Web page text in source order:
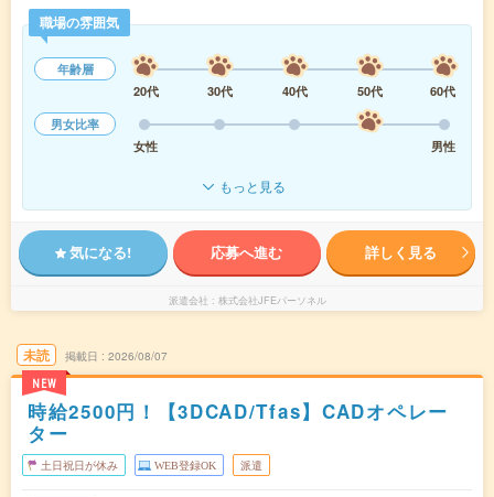
職場の雰囲気
年齢層
20代
30代 40代 50代
60代
男女比率
女性
男性
もっと見る
気になる! 応募へ進む 詳しく見る
派遣会社 株式会社JFEパーソネル
未読
NEW
掲載日 2026/08/07
時給2500円！【3DCAD/Tfas】CADオペレー
ター
土日祝日が休み WEB登録OK 派遣